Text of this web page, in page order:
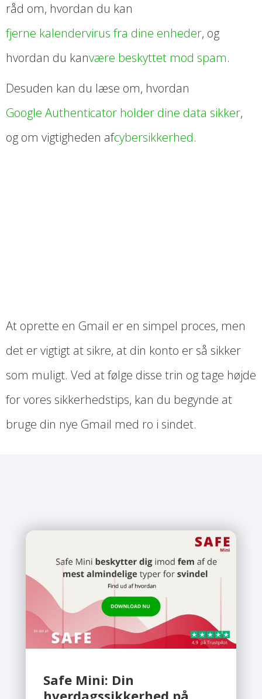
råd om, hvordan du kan
fjerne kalendervirus fra dine enheder, og
hvordan du kanvære beskyttet mod spam.
Desuden kan du læse om, hvordan
Google Authenticator holder dine data sikker,
og om vigtigheden afcybersikkerhed.
At oprette en Gmail er en simpel proces, men
det er vigtigt at sikre, at din konto er så sikker
som muligt. Ved at følge disse trin og tage højde
for vores sikkerhedstips, kan du begynde at
bruge din nye Gmail med ro i sindet.
Safe Mini: Din